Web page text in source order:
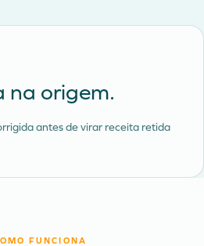
na origem.
antes de virar receita retida
FUNCIONA